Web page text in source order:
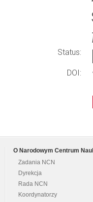
Status:
DOI:
O Narodowym Centrum
Zadania NCN
Dyrekcja
Rada NCN
Koordynatorzy